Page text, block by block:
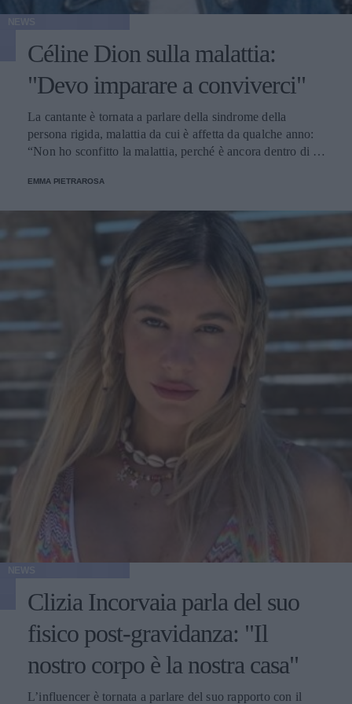
Céline Dion sulla malattia:
"Devo imparare a conviverci"
La cantante è tornata a parlare della sindrome della
persona rigida, malattia da cui è affetta da qualche anno:
“Non ho sconfitto la malattia, perché è ancora dentro di me
EMMA PIETRAROSA
Clizia Incorvaia parla del suo
fisico post-gravidanza: "Il
nostro corpo è la nostra casa"
L’influencer è tornata a parlare del suo rapporto con il